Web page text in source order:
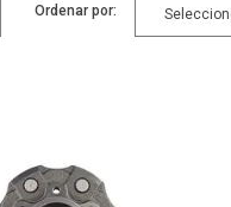
Ordenar por: